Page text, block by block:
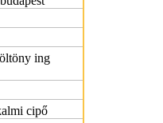
ing
cipő